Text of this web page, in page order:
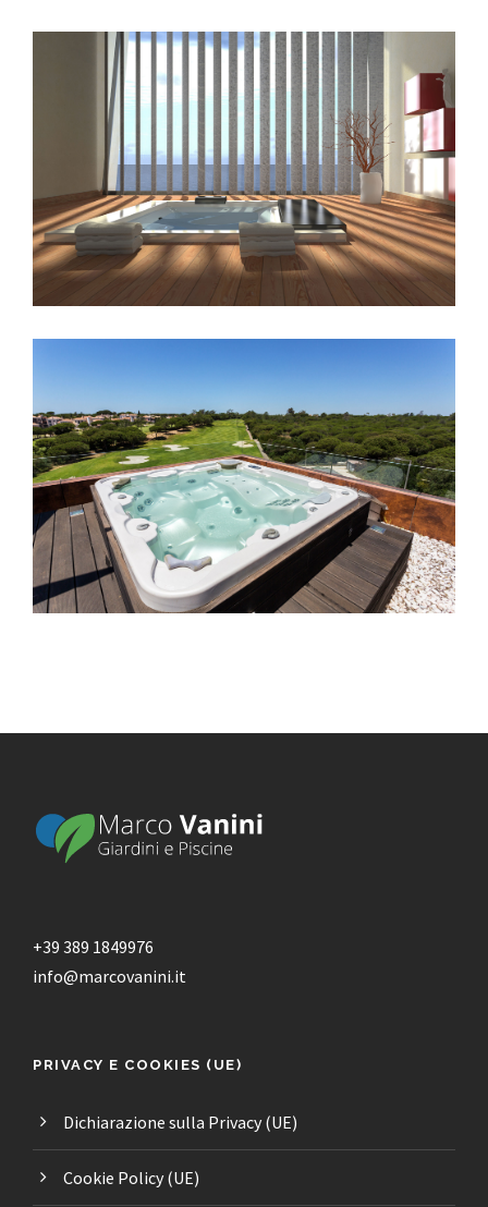
+39 389 1849976
info@marcovanini.it
PRIVACY E COOKIES (UE)
Dichiarazione sulla Privacy (UE)
Cookie Policy (UE)